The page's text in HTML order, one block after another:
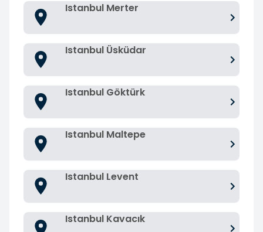
Istanbul Merter
Istanbul Üsküdar
Istanbul Göktürk
Istanbul Maltepe
Istanbul Levent
Istanbul Kavacık